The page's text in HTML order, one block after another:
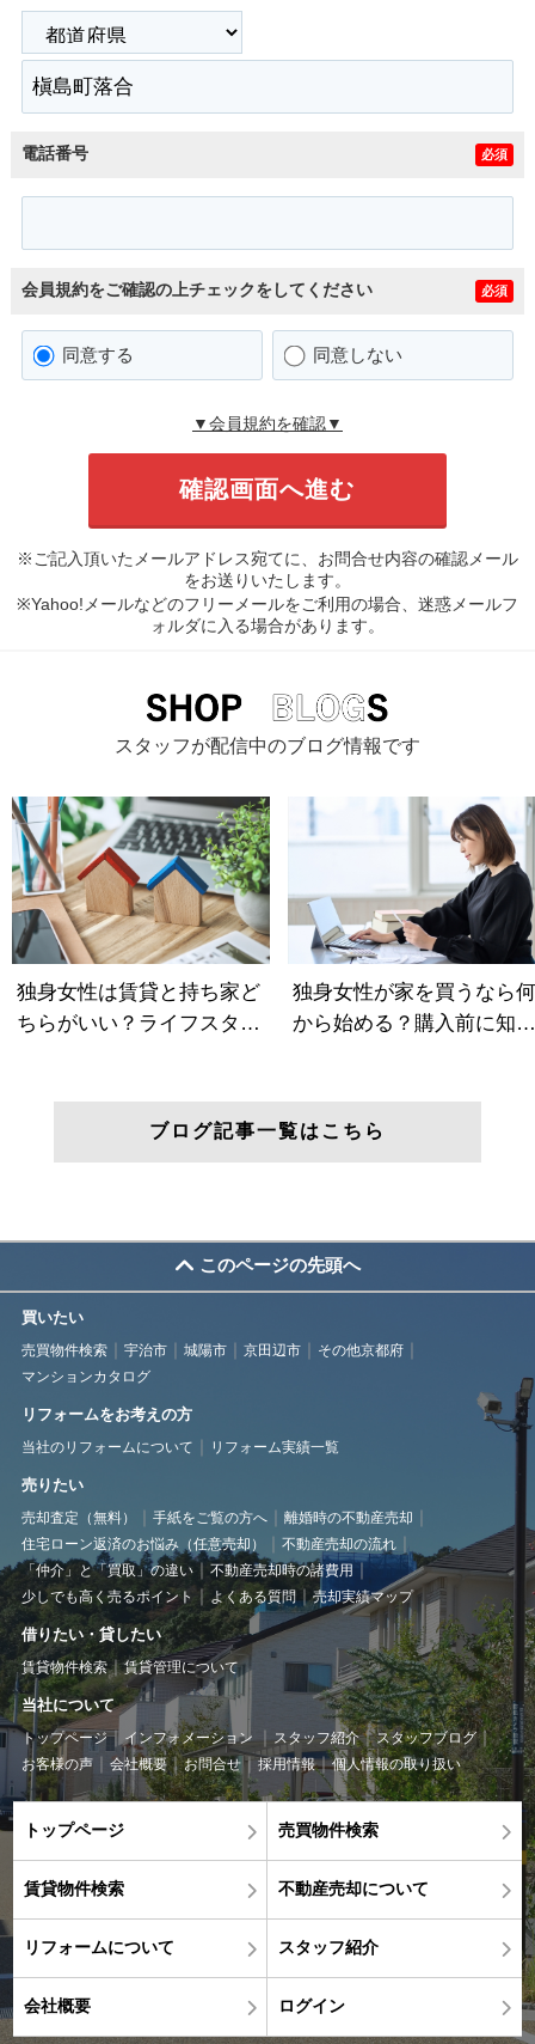
電話番号 必須
会員規約をご確認の上チェックをしてください 必須
同意する 同意しない
▼会員規約を確認▼
※ご記入頂いたメールアドレス宛てに、お問合せ内容の確認メール
をお送りいたします。
※Yahoo!メールなどのフリーメールをご利用の場合、迷惑メールフ
ォルダに入る場合があります。
スタッフが配信中のブログ情報です
ブログ記事一覧はこちら
このページの先頭へ
買いたい
売買物件検索 宇治市 城陽市 京田辺市
その他京都府
マンションカタログ
リフォームをお考えの方
当社のリフォームについて リフォーム実績一覧
売りたい
売却査定（無料） 手紙をご覧の方へ
離婚時の不動産売却
住宅ローン返済のお悩み（任意売却）
不動産売却の流れ
「仲介」と「買取」の違い
不動産売却時の諸費用
少しでも高く売るポイント
よくある質問 売却実績マップ
借りたい・貸したい
賃貸物件検索 賃貸管理について
当社について
トップページ インフォメーション スタッフ紹介
スタッフブログ
お客様の声
会社概要 お問合せ 採用情報 個人情報の取り扱い
トップページ 売買物件検索
賃貸物件検索 不動産売却について
リフォームについて スタッフ紹介
会社概要 ログイン